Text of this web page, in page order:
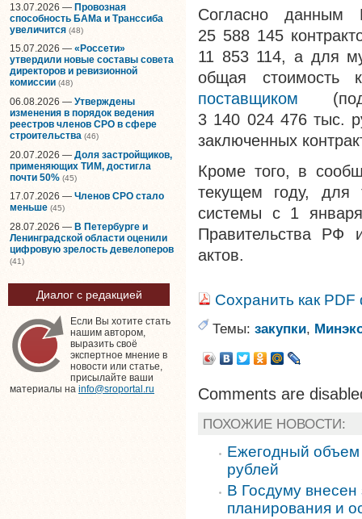
13.07.2026 — Провозная
способность БАМа и Транссиба
увеличится (48)
15.07.2026 — «Россети»
утвердили новые составы совета
директоров и ревизионной
комиссии (48)
06.08.2026 — Утверждены
изменения в порядок ведения
реестров членов СРО в сфере
строительства (46)
20.07.2026 — Доля застройщиков,
применяющих ТИМ, достигла
почти 50% (45)
17.07.2026 — Членов СРО стало
меньше (45)
28.07.2026 — В Петербурге и
Ленинградской области оценили
цифровую зрелость девелоперов
(41)
Диалог с редакцией
Если Вы хотите стать
нашим автором,
выразить своё
экспертное мнение в
новости или статье,
присылайте ваши
материалы на info@sroportal.ru
Согласно данным
25 588 145
11 853 114, а для
общая стоимость
поставщиком
3 140 024 476 тыс.
заключенных
Кроме того, в
текущем году, для
системы с 1
Правительства РФ
актов.
Сохранить как
Темы: закупки,
Comments are
ПОХОЖИЕ НОВОСТИ:
Ежегодный объем
рублей
В Госдуму
планирования и